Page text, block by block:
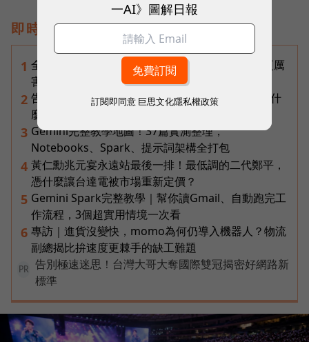
即時熱門文章
1 全台最大全聯首日業績破百萬，蔡篤昌：還會有更厲
害的大型店！為何把餐廳健身房都搬上樓？
2 告別「極速迷思」！Opensignal 國際評比揭密：什
麼才是 5G 時代的好網路？
3 Gemini完整教學地圖！37篇實測整理，
Notebooks、Spark、提示詞架構全打包
4 黃仁勳兆元宴永遠站最後一排！最低調的二代鄭平，
憑什麼讓台達電被市場重新定價？
5 Gemini Spark完整教學｜幫你讀Gmail、自動跑完工
作流程，3個超實用情境一次看
6 專訪｜進貨沒變快，momo為何仍導入機器人？物流
副總揭比拚速度更棘手的缺工難題
PR
告別極速迷思！台灣大哥大奪國際雙冠揭密好網路新
標準
一AI》圖解日報
訂閱即同意 巨思文化隱私權政策